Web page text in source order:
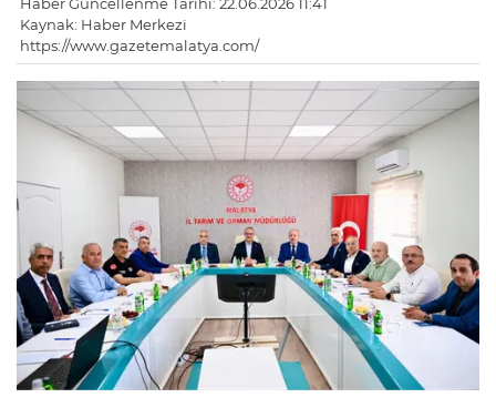
Kaynak: Haber Merkezi
https://www.gazetemalatya.com/